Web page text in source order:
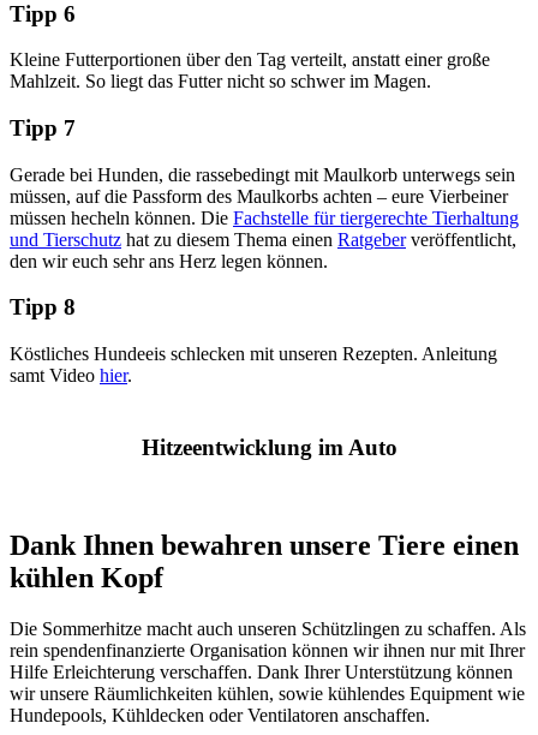
Tipp 6
Kleine Futterportionen über den Tag verteilt, anstatt einer große
Mahlzeit. So liegt das Futter nicht so schwer im Magen.
Tipp 7
Gerade bei Hunden, die rassebedingt mit Maulkorb unterwegs sein
müssen, auf die Passform des Maulkorbs achten – eure Vierbeiner
müssen hecheln können. Die Fachstelle für tiergerechte Tierhaltung
und Tierschutz hat zu diesem Thema einen Ratgeberveröffentlicht,
den wir euch sehr ans Herz legen können.
Tipp 8
Köstliches Hundeeis schlecken mit unseren Rezepten. Anleitung
samt Video hier.
Hitzeentwicklung im Auto
Dank Ihnen bewahren unsere Tiere einen
kühlen Kopf
Die Sommerhitze macht auch unseren Schützlingen zu schaffen. Als
rein spendenfinanzierte Organisation können wir ihnen nur mit Ihrer
Hilfe Erleichterung verschaffen. Dank Ihrer Unterstützung können
wir unsere Räumlichkeiten kühlen, sowie kühlendes Equipment wie
Hundepools, Kühldecken oder Ventilatoren anschaffen.